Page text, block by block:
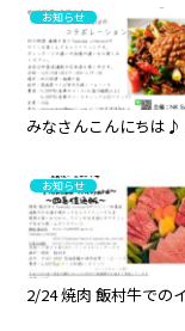
お知らせ
みなさんこんにちは
お知らせ
2/24 焼肉 飯村牛での